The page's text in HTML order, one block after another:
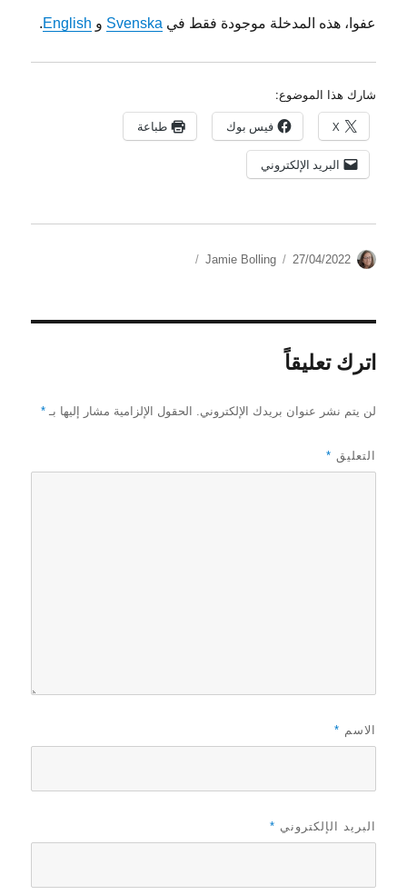
عفوا، هذه المدخلة موجودة فقط في Svenska و English
.
شارك هذا الموضوع:
X فيس بوك طباعة
البريد الإلكتروني
الكاتب Jamie Bolling
نُشرت 27/04/2022
اترك تعليقاً
لن يتم نشر عنوان بريدك الإلكتروني. الحقول الإلزامية مشار إليها بـ*
التعليق *
الاسم *
البريد الإلكتروني *